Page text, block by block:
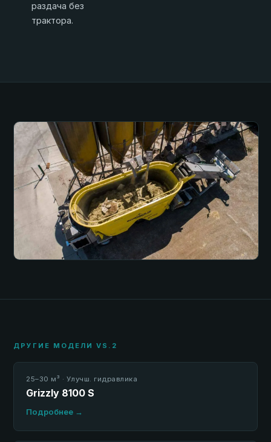
раздача без
трактора.
ДРУГИЕ МОДЕЛИ VS.2
25–30 м³ · Улучш. гидравлика
Grizzly 8100 S
Подробнее →